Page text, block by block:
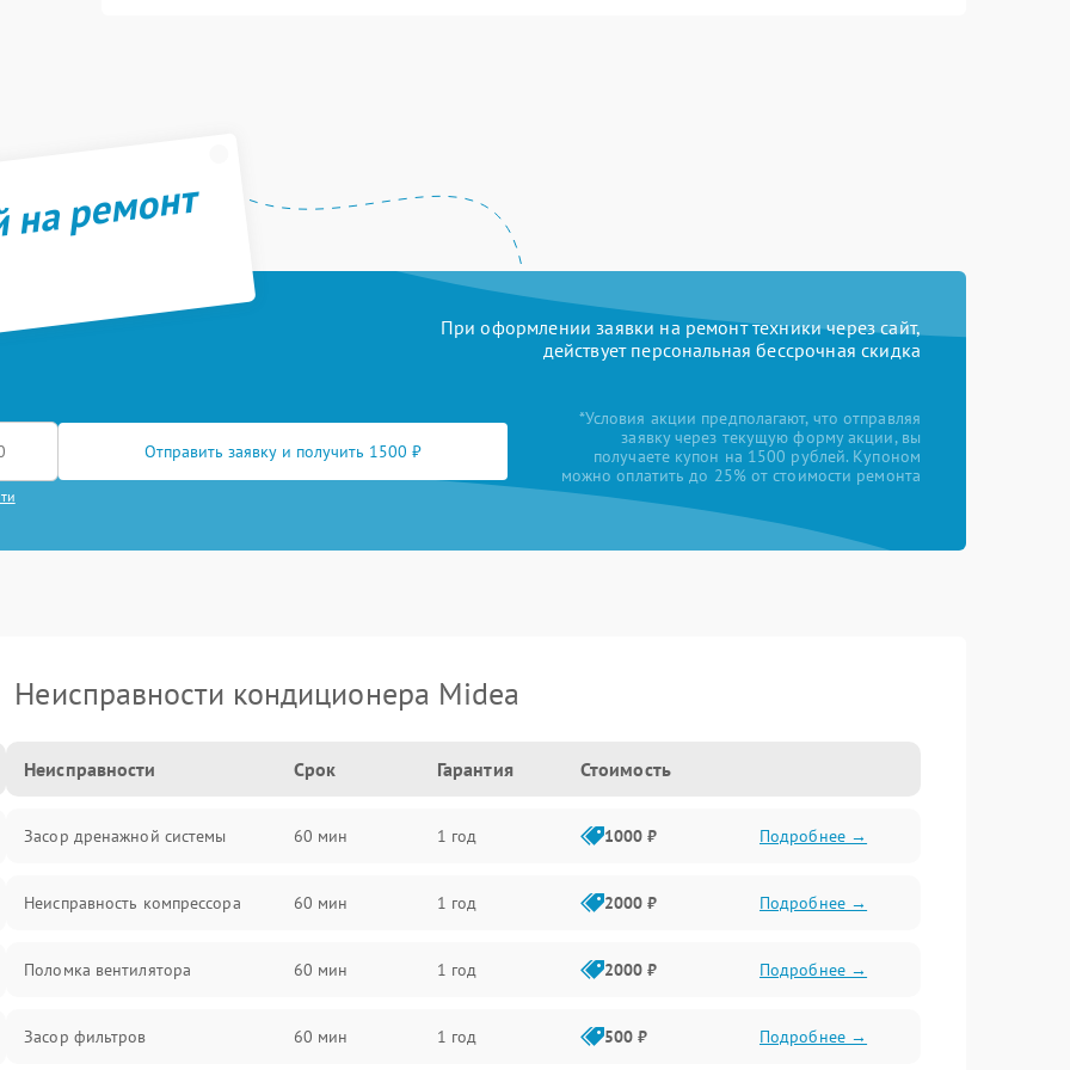
ремонт
При оформлении заявки на ремонт техники через сайт,
действует персональная бессрочная скидка
Отправить заявку и получить 1500 ₽
*Условия акции предполагают, что отправляя
заявку через текущую форму акции, вы
получаете купон на 1500 рублей. Купоном
можно оплатить до 25% от стоимости ремонта
Неисправности кондиционера Midea
Неисправности Срок Гарантия Стоимость
Засор дренажной системы 60 мин 1 год 1000 ₽ Подробнее →
Неисправность компрессора 60 мин 1 год 2000 ₽ Подробнее →
Поломка вентилятора 60 мин 1 год 2000 ₽ Подробнее →
Засор фильтров 60 мин 1 год 500 ₽ Подробнее →